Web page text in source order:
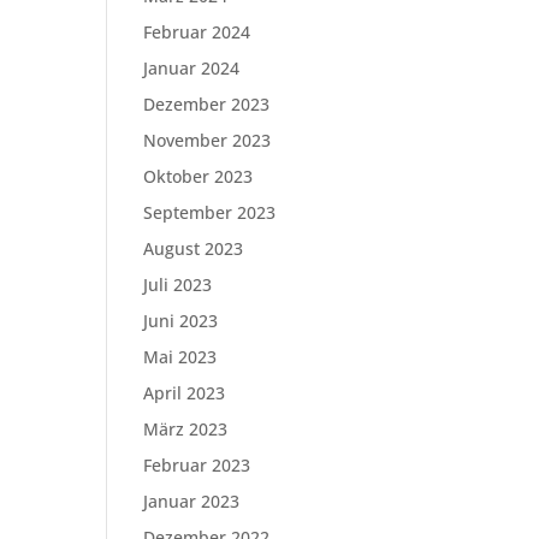
Februar 2024
Januar 2024
Dezember 2023
November 2023
Oktober 2023
September 2023
August 2023
Juli 2023
Juni 2023
Mai 2023
April 2023
März 2023
Februar 2023
Januar 2023